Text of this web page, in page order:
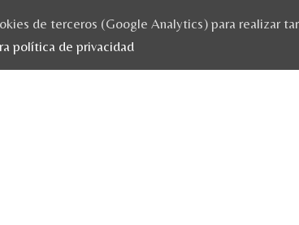
de terceros (Google Analytics) para realizar
política de privacidad